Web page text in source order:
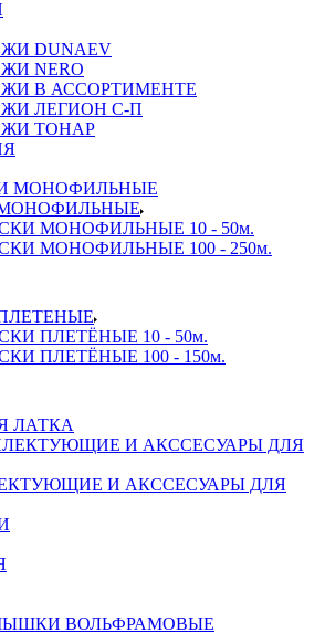
DUNAEV
NERO
В АССОРТИМЕНТЕ
ЛЕГИОН С-П
ТОНАР
МОНОФИЛЬНЫЕ 10 - 50м.
МОНОФИЛЬНЫЕ 100 - 250м.
ПЛЕТЁНЫЕ 10 - 50м.
ПЛЕТЁНЫЕ 100 - 150м.
ЛАТКА
И АКССЕСУАРЫ ДЛЯ